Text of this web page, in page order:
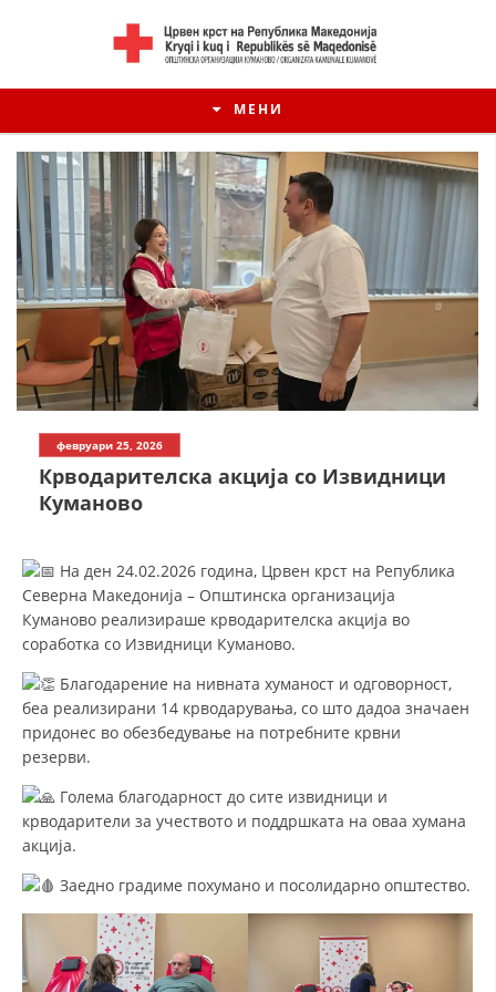
МЕНИ
ИСТОРИЈАТ НА ЦКРМ
ИСТОРИЈАТ НА ДВИЖЕЊЕТО
СТРУКТУРА И ОРГАНИЗАЦИОНА ПОСТАВЕНОСТ – ОПШТИНСКА
ЗАКОН ЗА ЦКРМ
СТАТУТ НА ЦКРМ
ОРГАНИЗАЦИЈА И РАЗВОЈ
СТРУКТУРА И ОРГАНИЗАЦИОНА ПОСТАВЕНОСТ
февруари 25, 2026
Крводарителска акција со Извидници
Куманово
На ден 24.02.2026 година, Црвен крст на Република
Северна Македонија – Општинска организација
Куманово реализираше крводарителска акција во
соработка со Извидници Куманово.
Благодарение на нивната хуманост и одговорност,
беа реализирани 14 крводарувања, со што дадоа значаен
придонес во обезбедување на потребните крвни
резерви.
Голема благодарност до сите извидници и
крводарители за учеството и поддршката на оваа хумана
акција.
Заедно градиме похумано и посолидарно општество.